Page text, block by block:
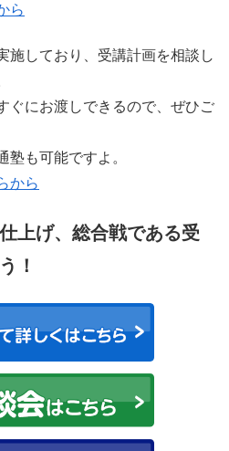
ら
施しており、受講計画を相談し
ぐにお渡しできるので、ぜひご
塾も可能ですよ。
から
上げ、総合戦である受
！